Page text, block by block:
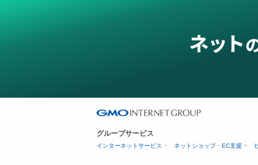
グループサービス
インターネットサービス ネットショップ・EC支援